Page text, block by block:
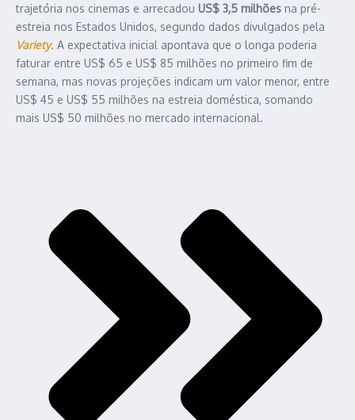
trajetória nos cinemas e arrecadou US$ 3,5 milhões na pré-
estreia nos Estados Unidos, segundo dados divulgados pela
Variety. A expectativa inicial apontava que o longa poderia
faturar entre US$ 65 e US$ 85 milhões no primeiro fim de
semana, mas novas projeções indicam um valor menor, entre
US$ 45 e US$ 55 milhões na estreia doméstica, somando
mais US$ 50 milhões no mercado internacional.